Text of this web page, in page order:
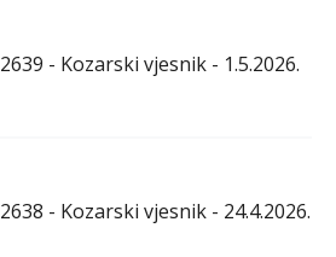
2639 - Kozarski vjesnik - 1.5.2026.
2638 - Kozarski vjesnik - 24.4.2026.